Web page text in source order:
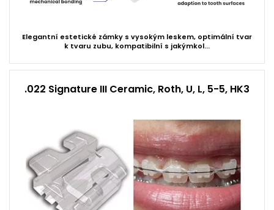
Elegantní estetické zámky s vysokým leskem, optimální tvar
k tvaru zubu, kompatibilní s jakýmkol...
.022 Signature III Ceramic, Roth, U, L, 5-5, HK3